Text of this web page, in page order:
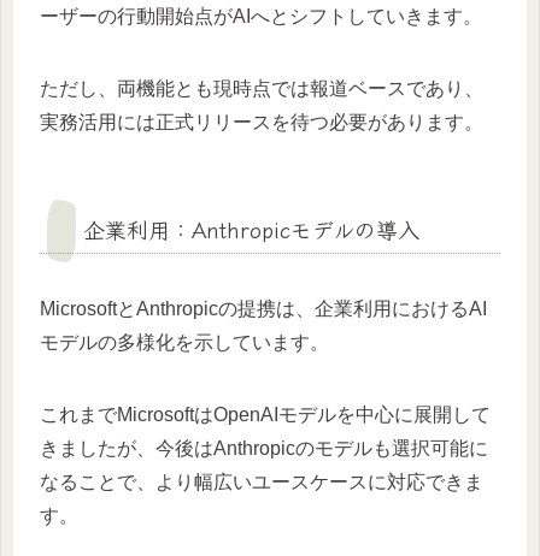
ーザーの行動開始点がAIへとシフトしていきます。
ただし、両機能とも現時点では報道ベースであり、
実務活用には正式リリースを待つ必要があります。
企業利用：Anthropicモデルの導入
MicrosoftとAnthropicの提携は、企業利用におけるAI
モデルの多様化を示しています。
これまでMicrosoftはOpenAIモデルを中心に展開して
きましたが、今後はAnthropicのモデルも選択可能に
なることで、より幅広いユースケースに対応できま
す。